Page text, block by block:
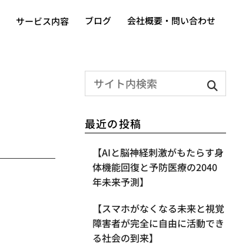
サービス内容 ブログ 会社概要・問い合わせ
最近の投稿
【AIと脳神経刺激がもたらす身
体機能回復と予防医療の2040
年未来予測】
【スマホがなくなる未来と視覚
障害者が完全に自由に活動でき
る社会の到来】